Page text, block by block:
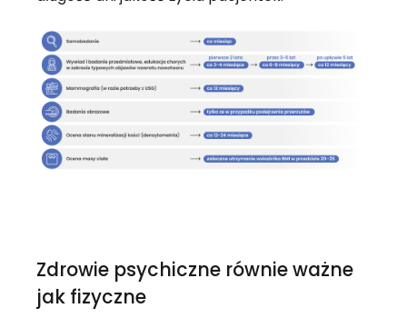
Zdrowie psychiczne równie ważne
jak fizyczne